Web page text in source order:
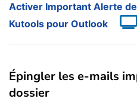
Activer Important Alerte
Kutools pour Outlook
Épingler les e-mails
dossier